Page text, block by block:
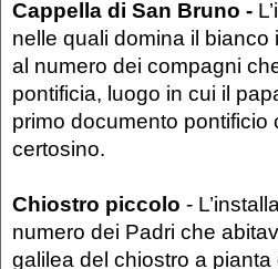
Cappella di San Bruno -
nelle quali domina il bianco
al numero dei compagni
pontificia, luogo in cui il
primo documento pontificio
certosino.
Chiostro piccolo -
numero dei Padri che
galilea del chiostro a pianta